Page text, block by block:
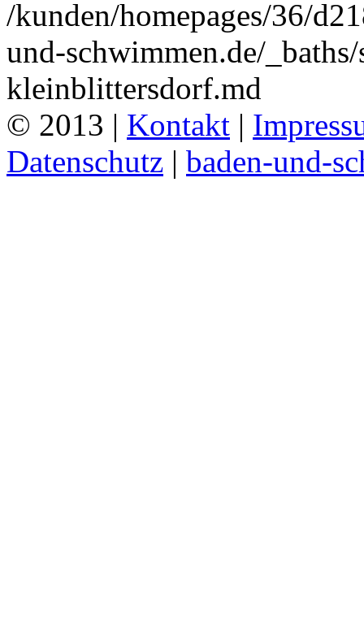
/kunden/homepages/36/
und-schwimmen.de/
kleinblittersdorf.md
© 2013 | Kontakt |
Datenschutz | baden-und-